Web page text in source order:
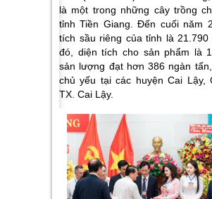
là một trong những cây trồng
tỉnh Tiền Giang. Đến cuối năm
tích sầu riêng của tỉnh là 21.790
đó, diện tích cho sản phẩm là
sản lượng đạt hơn 386 ngàn
chủ yếu tại các huyện Cai Lậy,
TX. Cai Lậy.